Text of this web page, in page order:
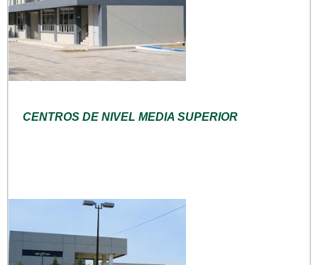
CENTROS DE NIVEL MEDIA SUPERIOR